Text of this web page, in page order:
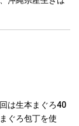
は生本まぐろ40
ぐろ包丁を使